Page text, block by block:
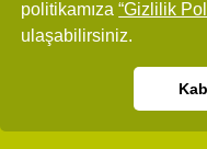
politikamıza“Gizlilik
ulaşabilirsiniz.